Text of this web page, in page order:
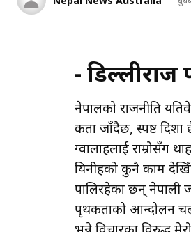
- डिल्लीराज
नेपालको राजनीति
कता जाँदैछ, स्पष्ट
ग्वालाहरूलाई राम्रोसँग
यिनीहरूको कुनै काम
पालिरहेका छन् नेपाली
पृथकताको आन्दोलन